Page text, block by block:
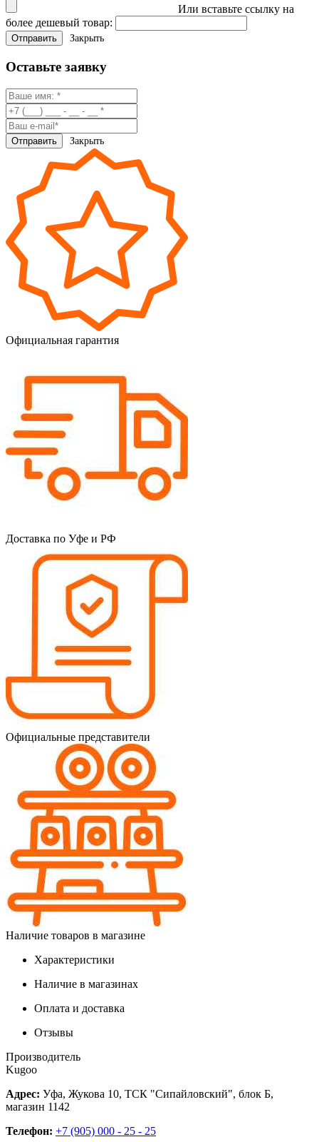
Или вставьте ссылку на
более дешевый товар:
Закрыть
Оставьте заявку
Закрыть
Официальная гарантия
Доставка по Уфе и РФ
Официальные представители
Наличие товаров в магазине
Характеристики
Наличие в магазинах
Оплата и доставка
Отзывы
Производитель
Kugoo
Адрес: Уфа, Жукова 10, ТСК "Сипайловский", блок Б,
магазин 1142
Телефон: +7 (905) 000 - 25 - 25